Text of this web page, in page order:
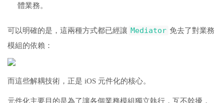
體業務。
可以明確的是，這兩種方式都已經讓 Mediator 免去了對業務
模組的依賴：
而這些解耦技術，正是 iOS 元件化的核心。
元件化主要目的是為了讓各個業務模組獨立執行，互不幹擾，